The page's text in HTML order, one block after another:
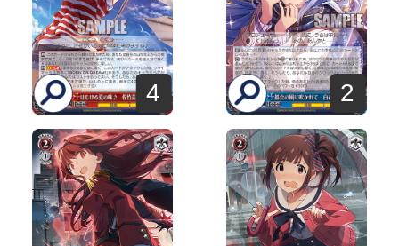
4 2